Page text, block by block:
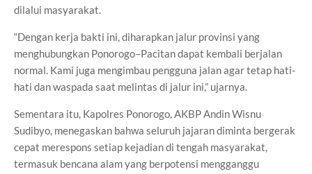
dilalui masyarakat.
“Dengan kerja bakti ini, diharapkan jalur provinsi yang
menghubungkan Ponorogo–Pacitan dapat kembali berjalan
normal. Kami juga mengimbau pengguna jalan agar tetap hati-
hati dan waspada saat melintas di jalur ini,” ujarnya.
Sementara itu, Kapolres Ponorogo, AKBP Andin Wisnu
Sudibyo, menegaskan bahwa seluruh jajaran diminta bergerak
cepat merespons setiap kejadian di tengah masyarakat,
termasuk bencana alam yang berpotensi mengganggu